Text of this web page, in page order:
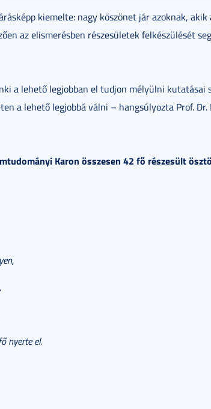
kiemelte: nagy köszönet jár azoknak,
az elismerésben részesületek felkészülését
a lehető legjobban el tudjon mélyülni kutatásai
a lehető legjobbá válni – hangsúlyozta Prof.
Karon összesen 42 fő részesült
nyerte el.